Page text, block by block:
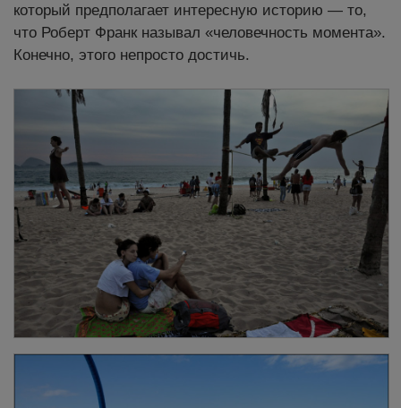
который предполагает интересную историю — то,
что Роберт Франк называл «человечность момента».
Конечно, этого непросто достичь.